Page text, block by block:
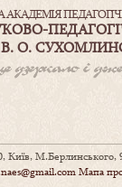
О.
Київ, М.Берлинського,
Мапа